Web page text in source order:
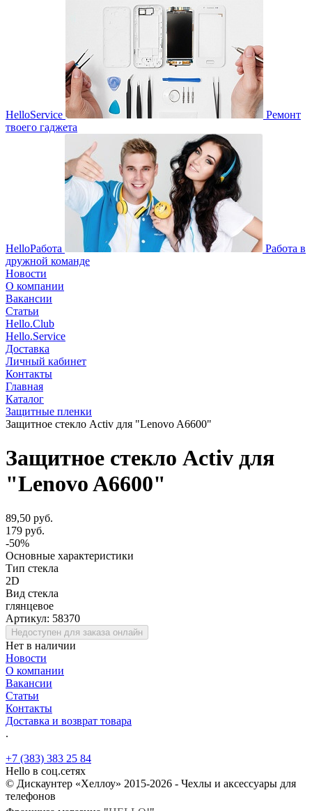
HelloService
Ремонт
твоего гаджета
HelloРабота
Работа в
дружной команде
Новости
О компании
Вакансии
Статьи
Hello.Club
Hello.Service
Доставка
Личный кабинет
Контакты
Главная
Каталог
Защитные пленки
Защитное стекло Activ для "Lenovo A6600"
Защитное стекло Activ для
"Lenovo A6600"
89,50 руб.
179 руб.
-50%
Основные характеристики
Тип стекла
2D
Вид стекла
глянцевое
Артикул: 58370
Недоступен для заказа онлайн
Нет в наличии
Новости
О компании
Вакансии
Статьи
Контакты
Доставка и возврат товара
.
+7 (383) 383 25 84
Hello в соц.сетях
© Дискаунтер «Хеллоу» 2015-2026 - Чехлы и аксессуары для
телефонов